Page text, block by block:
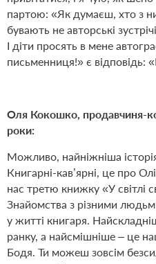
партою: «Як думаєш, хто з
бувають не авторські
І діти просять в мене
письменниця!» є відповідь:
Оля Кокошко, продавчиня-
роки:
Можливо, найніжніша
Книгарні-кав’ярні, це про
нас третю книжку «У світлі
Знайомства з різними
у житті книгаря.
ранку, а найсмішніше – це
Бодя. Ти можеш зовсім